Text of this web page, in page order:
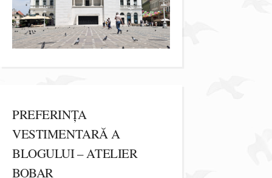
PREFERINȚA
VESTIMENTARĂ A
BLOGULUI – ATELIER
BOBAR